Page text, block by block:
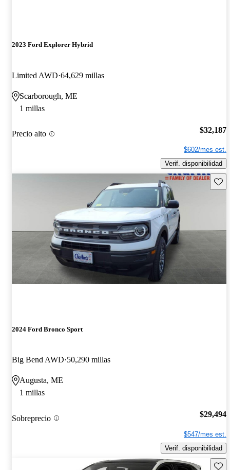
2023 Ford Explorer Hybrid
Limited AWD 64,629 millas
Scarborough, ME
1 millas
Precio alto $32,187
$602/mes est.
Verif. disponibilidad
2024 Ford Bronco Sport
Big Bend AWD 50,290 millas
Augusta, ME
1 millas
Sobreprecio $29,494
$547/mes est.
Verif. disponibilidad